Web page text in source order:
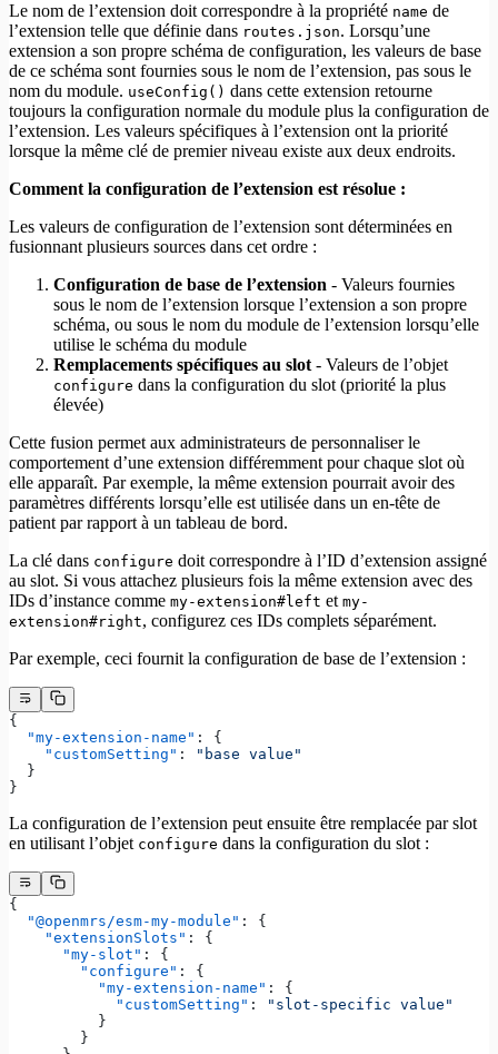
Le nom de l’extension doit correspondre à la propriété name de
l’extension telle que définie dans routes.json. Lorsqu’une
extension a son propre schéma de configuration, les valeurs de base
de ce schéma sont fournies sous le nom de l’extension, pas sous le
nom du module. useConfig() dans cette extension retourne
toujours la configuration normale du module plus la configuration de
l’extension. Les valeurs spécifiques à l’extension ont la priorité
lorsque la même clé de premier niveau existe aux deux endroits.
Comment la configuration de l’extension est résolue :
Les valeurs de configuration de l’extension sont déterminées en
fusionnant plusieurs sources dans cet ordre :
Configuration de base de l’extension - Valeurs fournies
sous le nom de l’extension lorsque l’extension a son propre
schéma, ou sous le nom du module de l’extension lorsqu’elle
utilise le schéma du module
Remplacements spécifiques au slot - Valeurs de l’objet
configure dans la configuration du slot (priorité la plus
élevée)
Cette fusion permet aux administrateurs de personnaliser le
comportement d’une extension différemment pour chaque slot où
elle apparaît. Par exemple, la même extension pourrait avoir des
paramètres différents lorsqu’elle est utilisée dans un en-tête de
patient par rapport à un tableau de bord.
La clé dans configure doit correspondre à l’ID d’extension assigné
au slot. Si vous attachez plusieurs fois la même extension avec des
IDs d’instance comme my-extension#left et my-
extension#right, configurez ces IDs complets séparément.
Par exemple, ceci fournit la configuration de base de l’extension :
{
  "my-extension-name"
: {
    "customSetting"
:
"base value"
  }
}
La configuration de l’extension peut ensuite être remplacée par slot
en utilisant l’objet configure dans la configuration du slot :
{
  "@openmrs/esm-my-module"
: {
    "extensionSlots"
: {
      "my-slot"
: {
        "configure"
: {
          "my-extension-name"
: {
            "customSetting"
:
"slot-specific value"
          }
        }